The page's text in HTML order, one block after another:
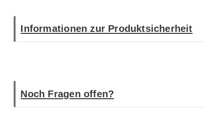
Informationen zur Produktsicherheit
Noch Fragen offen?